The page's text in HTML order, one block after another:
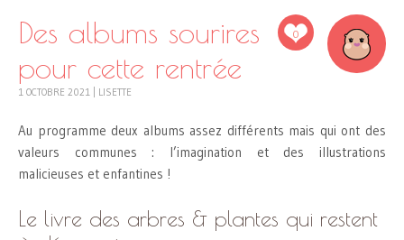
0
Des albums sourires
pour cette rentrée
1 OCTOBRE 2021 LISETTE
Au programme deux albums assez différents mais qui ont des
valeurs communes : l’imagination et des illustrations
malicieuses et enfantines !
Le livre des arbres & plantes qui restent